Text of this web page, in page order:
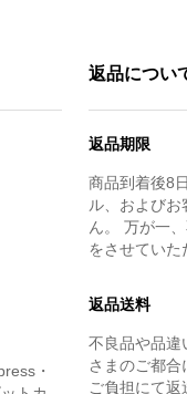
・
返品につい
返品期限
商品到着後8
ル、および
ん。 万が一
をさせていた
返品送料
不良品や品違
さまのご都
ご負担にて返